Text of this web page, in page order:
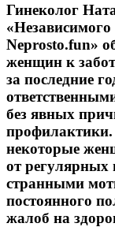
Гинеколог
«Независимого
Neprosto.fun»
женщин к
за последние
без явных
профилактики.
некоторые
от регулярных
странными
постоянного
жалоб на